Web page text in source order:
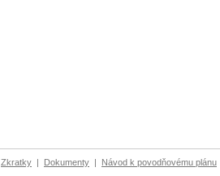
Zkratky | Dokumenty | Návod k povodňovému plánu